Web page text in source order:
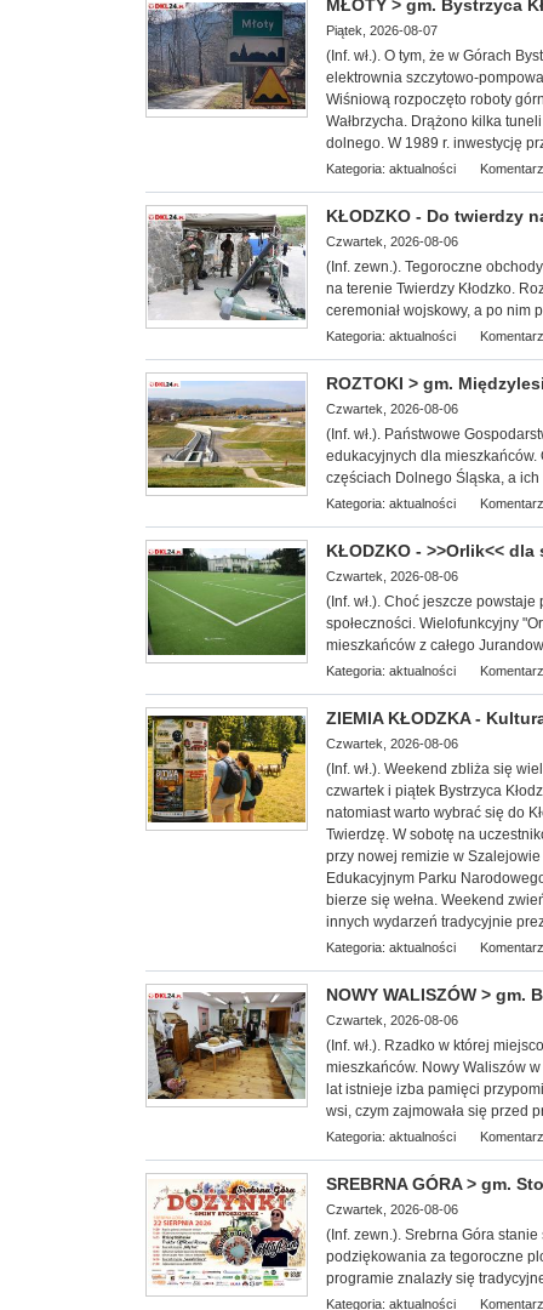
MŁOTY > gm. Bystrzyca
Piątek, 2026-08-07
(Inf. wł.). O tym, że w Górach
elektrownia szczytowo-
Wiśniową rozpoczęto roboty
Wałbrzycha. Drążono kilka
dolnego. W 1989 r. inwestycję
Kategoria: aktualności
KŁODZKO - Do twierdzy
Czwartek, 2026-08-06
(Inf. zewn.). Tegoroczne
na terenie Twierdzy Kłodzko.
ceremoniał wojskowy, a po nim
Kategoria: aktualności
ROZTOKI > gm.
Czwartek, 2026-08-06
(Inf. wł.). Państwowe
edukacyjnych dla miesz
częściach Dolnego Śląska, a
Kategoria: aktualności
KŁODZKO - >>Orlik<<
Czwartek, 2026-08-06
(Inf. wł.). Choć jeszcze
społeczności. Wielofunkcyjny
mieszkańców z całego
Kategoria: aktualności
ZIEMIA KŁODZKA -
Czwartek, 2026-08-06
(Inf. wł.). Weekend zbliża się
czwartek i piątek Bystrzyca
natomiast warto wybrać się do
Twierdzę. W sobotę na
przy nowej remizie w
Edukacyjnym Parku
bierze się wełna. Weekend
innych wydarzeń tradycyjnie
Kategoria: aktualności
NOWY WALISZÓW > gm.
Czwartek, 2026-08-06
(Inf. wł.). Rzadko w której
mieszkańców. Nowy Waliszów
lat istnieje izba pamięci
wsi, czym zajmowała się przed
Kategoria: aktualności
SREBRNA GÓRA > gm.
Czwartek, 2026-08-06
(Inf. zewn.). Srebrna Góra
podziękowania za tegoroczne
programie znalazły się
Kategoria: aktualności